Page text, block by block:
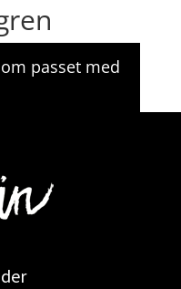
passet med